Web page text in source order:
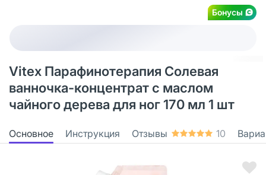
Бонусы
Vitex Парафинотерапия Солевая
ванночка-концентрат с маслом
чайного дерева для ног 170 мл 1 шт
Основное Инструкция Отзывы 10